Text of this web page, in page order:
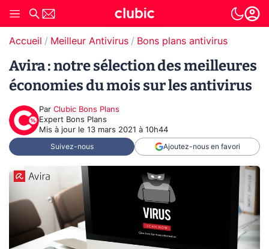
Accueil Meilleur Antivirus Bons plans antivirus
Avira : notre sélection des meilleures
économies du mois sur les antivirus
Par Clubic Bons Plans
Expert Bons Plans
Mis à jour le 13 mars 2021 à 10h44
Suivez-nous Ajoutez-nous en favori